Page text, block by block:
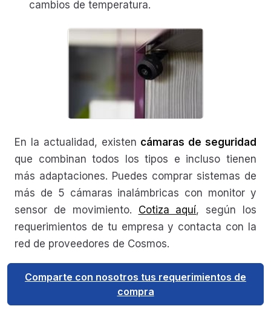
cambios de temperatura.
En la actualidad, existen cámaras de seguridad
que combinan todos los tipos e incluso tienen
más adaptaciones. Puedes comprar sistemas de
más de 5 cámaras inalámbricas con monitor y
sensor de movimiento. Cotiza aquí, según los
requerimientos de tu empresa y contacta con la
red de proveedores de Cosmos.
Comparte con nosotros tus requerimientos de
compra